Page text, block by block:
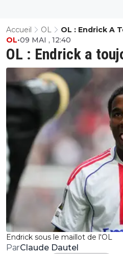
Accueil OL OL : Endrick A
Endrick sous le maillot de l'OL
OL : Endrick a
OL•09 MAI , 12:40
ParClaude Dautel